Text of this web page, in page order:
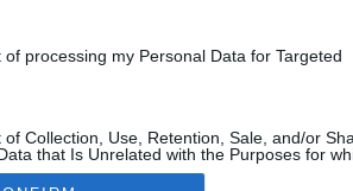
processing my Personal Data for Targeted
Collection, Use, Retention, Sale, and/or
that Is Unrelated with the Purposes for